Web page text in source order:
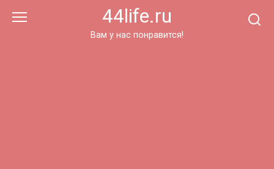
44life.ru
Вам у нас понравится!